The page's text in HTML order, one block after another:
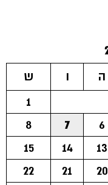
ה ו
ש
1
6
7
8
13
14
15
20
21
22